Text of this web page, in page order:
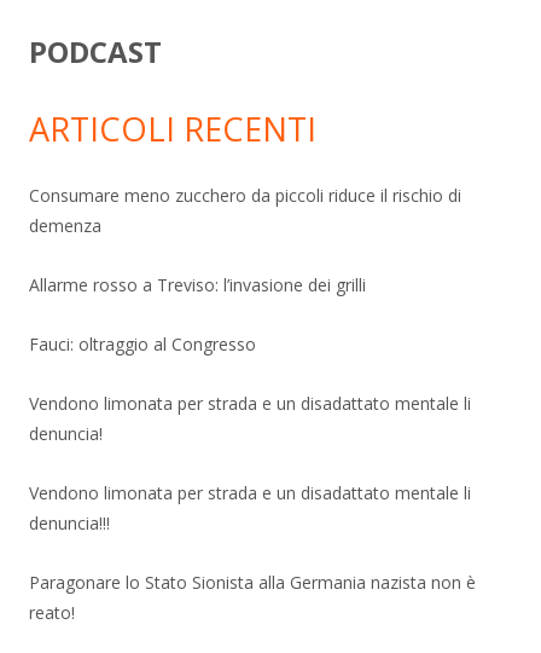
PODCAST
ARTICOLI RECENTI
Consumare meno zucchero da piccoli riduce il rischio di
demenza
Allarme rosso a Treviso: l’invasione dei grilli
Fauci: oltraggio al Congresso
Vendono limonata per strada e un disadattato mentale li
denuncia!
Vendono limonata per strada e un disadattato mentale li
denuncia!!!
Paragonare lo Stato Sionista alla Germania nazista non è
reato!